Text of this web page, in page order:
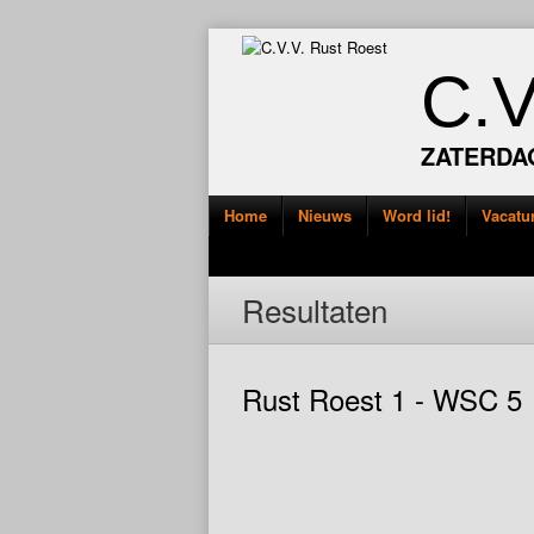
Home Nieuws Word lid!
Resultaten
Rust Roest 1 - WSC 5